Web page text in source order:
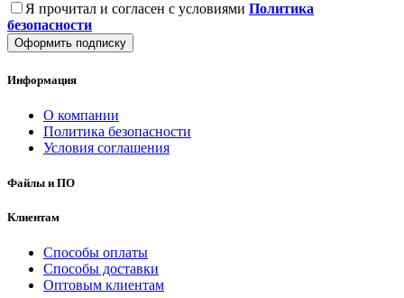
Я прочитал и согласен с условиями Политика
безопасности
Оформить подписку
Информация
О компании
Политика безопасности
Условия соглашения
Файлы и ПО
Клиентам
Способы оплаты
Способы доставки
Оптовым клиентам